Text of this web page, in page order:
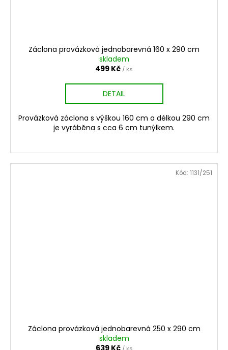
Záclona provázková jednobarevná 160 x 290 cm
skladem
499 Kč / ks
DETAIL
Provázková záclona s výškou 160 cm a délkou 290 cm
je vyráběna s cca 6 cm tunýlkem.
Záclona provázková jednobarevná 250 x 290 cm
skladem
639 Kč
Kód: 1131/251